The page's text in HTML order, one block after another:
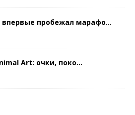
впервые пробежал марафо...
Art: очки, поко...